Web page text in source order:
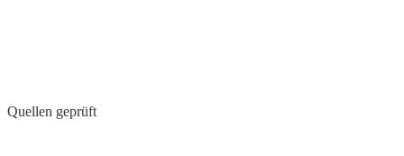
Quellen geprüft